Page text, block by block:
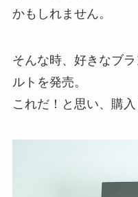
かもしれません。
そんな時、好きなブラ
ルトを発売。
これだ！と思い、購